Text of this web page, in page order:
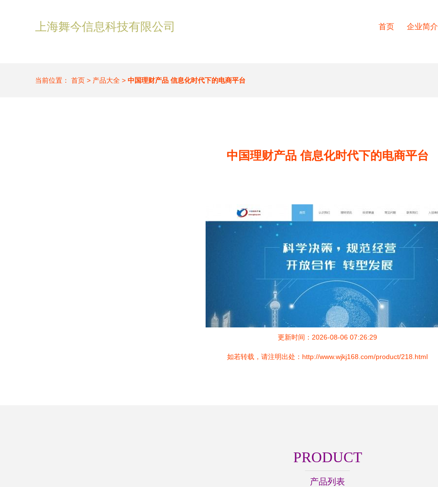
上海舞今信息科技有限公司 首页 企业简介
当前位置： 首页 > 产品大全 > 中国理财产品 信息化时代下的电商平台
中国理财产品 信息化时代下的电商平台
更新时间：2026-08-06 07:26:29
如若转载，请注明出处：http://www.wjkj168.com/product/218.html
PRODUCT
产品列表